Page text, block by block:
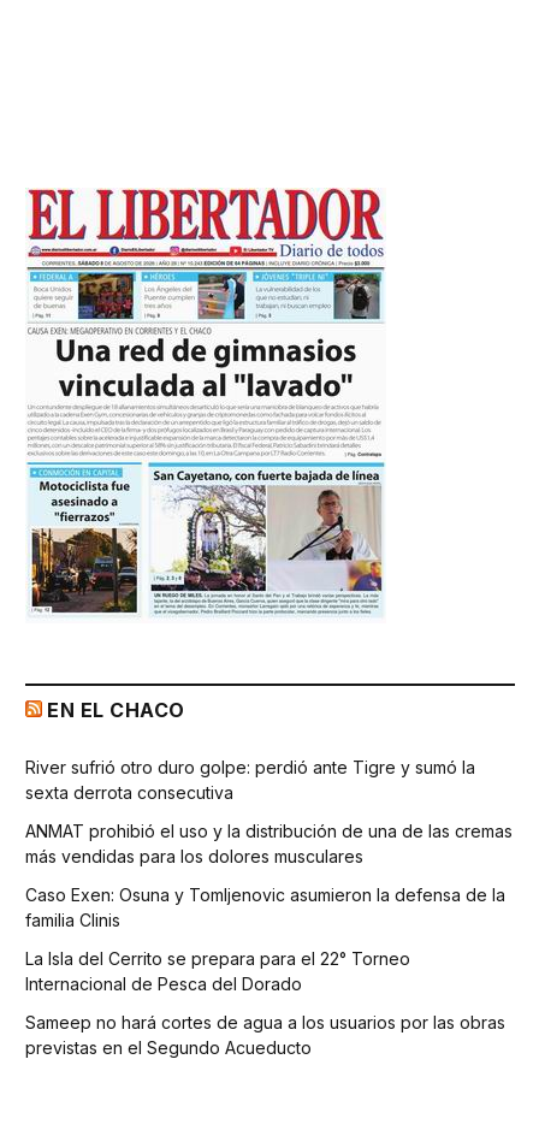
EN EL CHACO
River sufrió otro duro golpe: perdió ante Tigre y sumó la
sexta derrota consecutiva
ANMAT prohibió el uso y la distribución de una de las cremas
más vendidas para los dolores musculares
Caso Exen: Osuna y Tomljenovic asumieron la defensa de la
familia Clinis
La Isla del Cerrito se prepara para el 22° Torneo
Internacional de Pesca del Dorado
Sameep no hará cortes de agua a los usuarios por las obras
previstas en el Segundo Acueducto